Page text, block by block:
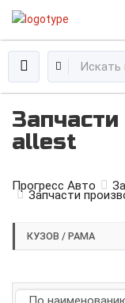
allest
Прогресс Авто
Запчасти
КУЗОВ / РАМА